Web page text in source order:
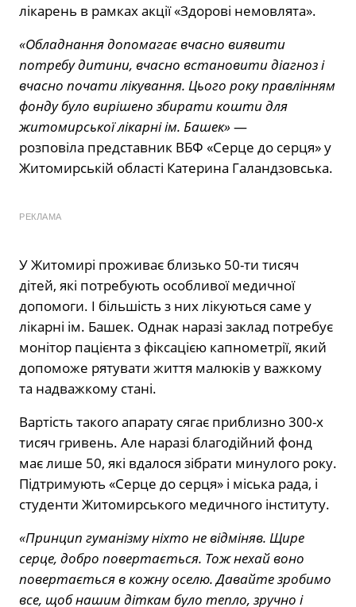
лікарень в рамках акції «Здорові немовлята».
«Обладнання допомагає вчасно виявити
потребу дитини, вчасно встановити діагноз і
вчасно почати лікування. Цього року правлінням
фонду було вирішено збирати кошти для
житомирської лікарні ім. Башек»—
розповіла представник ВБФ «Серце до серця» у
Житомирській області Катерина Галандзовська.
РЕКЛАМА
У Житомирі проживає близько 50-ти тисяч
дітей, які потребують особливої медичної
допомоги. І більшість з них лікуються саме у
лікарні ім. Башек. Однак наразі заклад потребує
монітор пацієнта з фіксацією капнометрії, який
допоможе рятувати життя малюків у важкому
та надважкому стані.
Вартість такого апарату сягає приблизно 300-х
тисяч гривень. Але наразі благодійний фонд
має лише 50, які вдалося зібрати минулого року.
Підтримують «Серце до серця» і міська рада, і
студенти Житомирського медичного інституту.
«Принцип гуманізму ніхто не відміняв. Щире
серце, добро повертається. Тож нехай воно
повертається в кожну оселю. Давайте зробимо
все, щоб нашим діткам було тепло, зручно і